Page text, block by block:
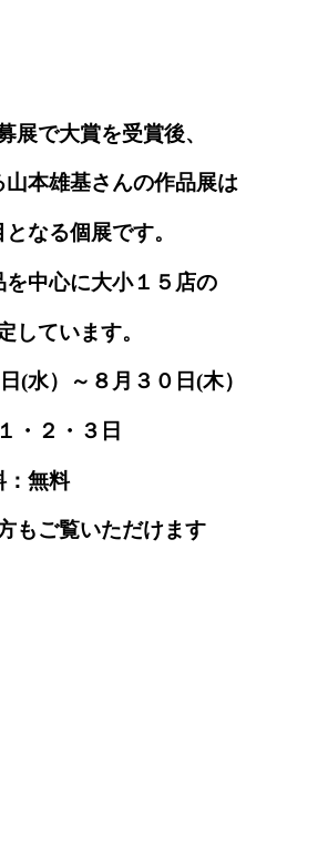
展で大賞を受賞後、
本雄基さんの作品展は
なる個展です。
中心に大小１５店の
しています。
(水）～８月３０日(木）
・２・３日
無料
もご覧いただけます